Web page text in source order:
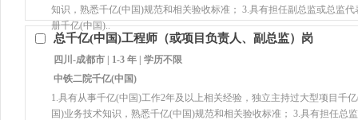
知识，熟悉千亿(中国)规范和相关验收标准； 3.具有担任副总监或总监
册千亿(中国)..
总千亿(中国)工程师（或项目负责人、副总监）岗
四川-成都市 | 1-3 年 | 学历不限
中铁二院千亿(中国)
1.具有从事千亿(中国)工作2年及以上相关经验，独立主持过大型项目千
国)业务技术知识，熟悉千亿(中国)规范和相关验收标准； 3.具有担任总